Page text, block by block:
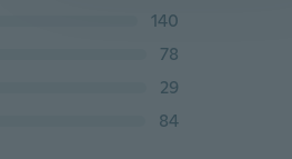
140
78
29
84